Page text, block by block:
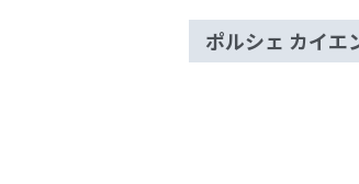
ポルシェ カイエ